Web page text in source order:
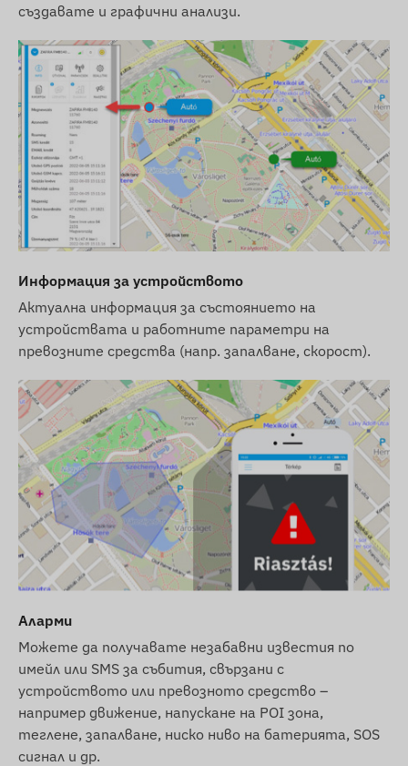
създавате и графични анализи.
Информация за устройството
Актуална информация за състоянието на
устройствата и работните параметри на
превозните средства (напр. запалване, скорост).
Аларми
Можете да получавате незабавни известия по
имейл или SMS за събития, свързани с
устройството или превозното средство –
например движение, напускане на POI зона,
теглене, запалване, ниско ниво на батерията, SOS
сигнал и др.